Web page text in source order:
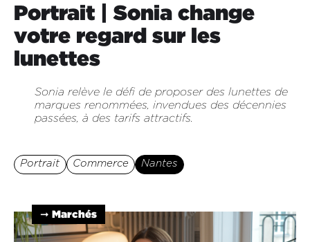
Portrait | Sonia change
votre regard sur les
lunettes
Sonia relève le défi de proposer des lunettes de
marques renommées, invendues des décennies
passées, à des tarifs attractifs.
Portrait Commerce Nantes
➞ Marchés